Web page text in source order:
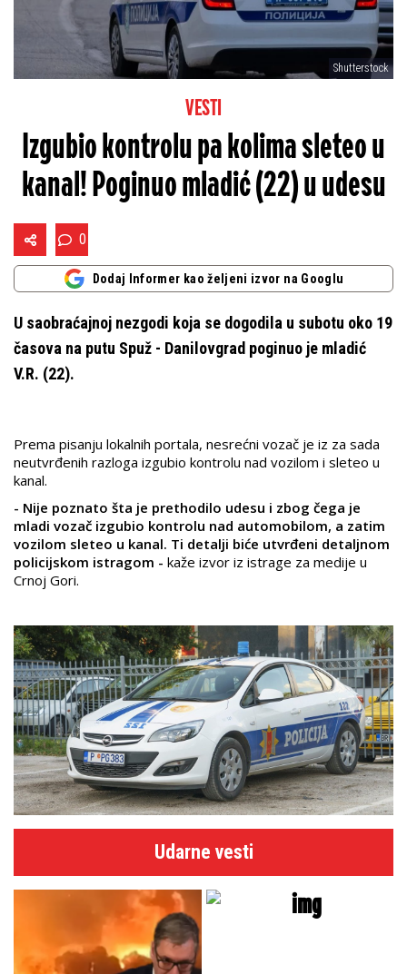
Shutterstock
VESTI
Izgubio kontrolu pa kolima sleteo u
kanal! Poginuo mladić (22) u udesu
0
Dodaj Informer kao željeni izvor na Googlu
U saobraćajnoj nezgodi koja se dogodila u subotu oko 19
časova na putu Spuž - Danilovgrad poginuo je mladić
V.R. (22).
Prema pisanju lokalnih portala, nesrećni vozač je iz za sada
neutvrđenih razloga izgubio kontrolu nad vozilom i sleteo u
kanal.
- Nije poznato šta je prethodilo udesu i zbog čega je
mladi vozač izgubio kontrolu nad automobilom, a zatim
vozilom sleteo u kanal. Ti detalji biće utvrđeni detaljnom
policijskom istragom - kaže izvor iz istrage za medije u
Crnoj Gori.
Udarne vesti